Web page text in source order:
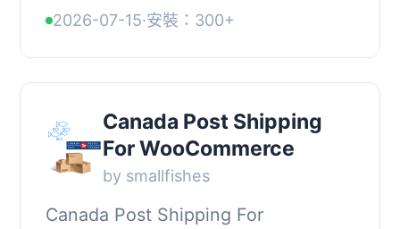
顯示加拿大郵政的即時運費，提供國內
外運送選項，讓顧...
2026-07-15·安裝：300+
Canada Post Shipping
For WooCommerce
by smallfishes
Canada Post Shipping For